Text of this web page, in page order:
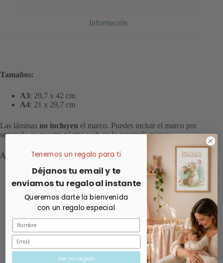
Información
Tamaños:
A3: 29,7 x 42 cm
A4: 21 x 29,7 cm
Las láminas no incluyen el marco. Puedes incluir el marco por
separado en nuestra página web en la categoría marcos.
Añade tu marco y recíbela enmarcada
Tenemos un regalo para ti
Déjanos tu email y te
enviamos tu regalo al instante
Queremos darte la bienvenida
con un regalo especial
Nombre
Email
Ver mi regalo